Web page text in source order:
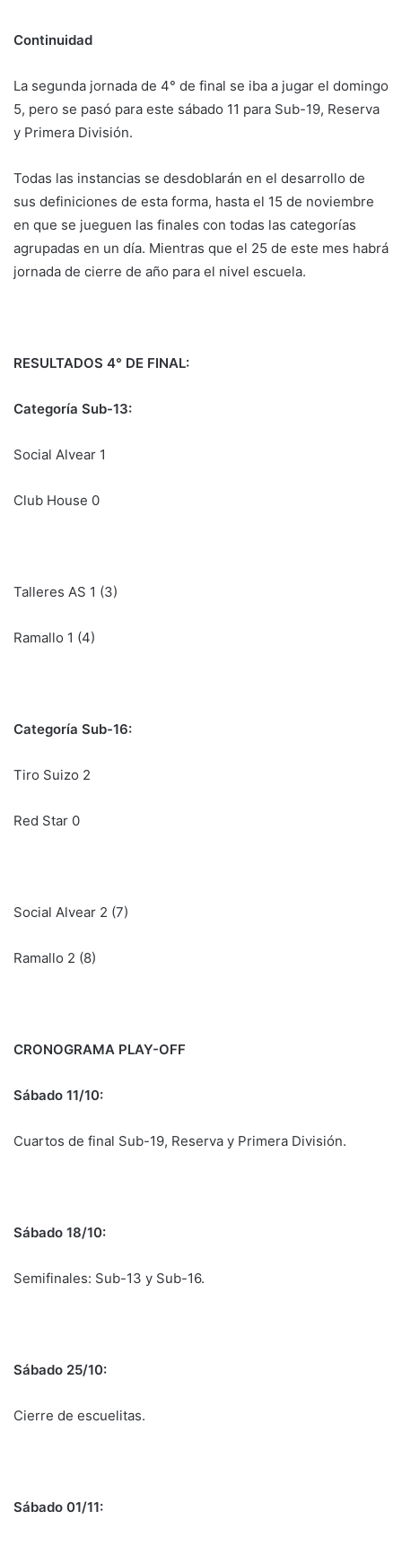
Continuidad
La segunda jornada de 4° de final se iba a jugar el domingo
5, pero se pasó para este sábado 11 para Sub-19, Reserva
y Primera División.
Todas las instancias se desdoblarán en el desarrollo de
sus definiciones de esta forma, hasta el 15 de noviembre
en que se jueguen las finales con todas las categorías
agrupadas en un día. Mientras que el 25 de este mes habrá
jornada de cierre de año para el nivel escuela.
RESULTADOS 4° DE FINAL:
Categoría Sub-13:
Social Alvear 1
Club House 0
Talleres AS 1 (3)
Ramallo 1 (4)
Categoría Sub-16:
Tiro Suizo 2
Red Star 0
Social Alvear 2 (7)
Ramallo 2 (8)
CRONOGRAMA PLAY-OFF
Sábado 11/10:
Cuartos de final Sub-19, Reserva y Primera División.
Sábado 18/10:
Semifinales: Sub-13 y Sub-16.
Sábado 25/10:
Cierre de escuelitas.
Sábado 01/11: